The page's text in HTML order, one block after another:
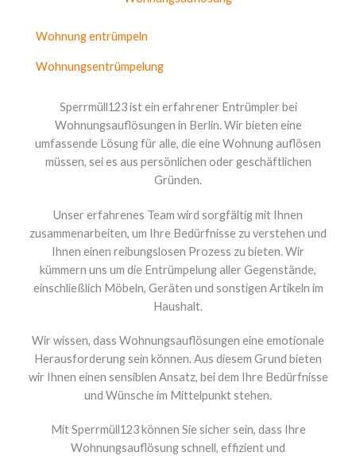
Wohnung entrümpeln
Wohnungsentrümpelung
Sperrmüll123 ist ein erfahrener Entrümpler bei
Wohnungsauflösungen in Berlin. Wir bieten eine
umfassende Lösung für alle, die eine Wohnung auflösen
müssen, sei es aus persönlichen oder geschäftlichen
Gründen.
Unser erfahrenes Team wird sorgfältig mit Ihnen
zusammenarbeiten, um Ihre Bedürfnisse zu verstehen und
Ihnen einen reibungslosen Prozess zu bieten. Wir
kümmern uns um die Entrümpelung aller Gegenstände,
einschließlich Möbeln, Geräten und sonstigen Artikeln im
Haushalt.
Wir wissen, dass Wohnungsauflösungen eine emotionale
Herausforderung sein können. Aus diesem Grund bieten
wir Ihnen einen sensiblen Ansatz, bei dem Ihre Bedürfnisse
und Wünsche im Mittelpunkt stehen.
Mit Sperrmüll123 können Sie sicher sein, dass Ihre
Wohnungsauflösung schnell, effizient und